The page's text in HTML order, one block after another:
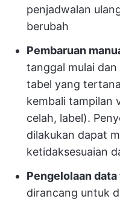
penjadwalan
berubah
Pembaruan
tanggal mulai
tabel yang
kembali tampilan
celah, label).
dilakukan dapat
ketidaksesuaian
Pengelolaan
dirancang untuk